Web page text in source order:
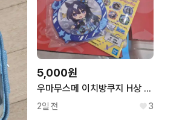
5,000원
우마무스메 이치방쿠지 H상 베르시나 러버챰 키링
2일 전 3